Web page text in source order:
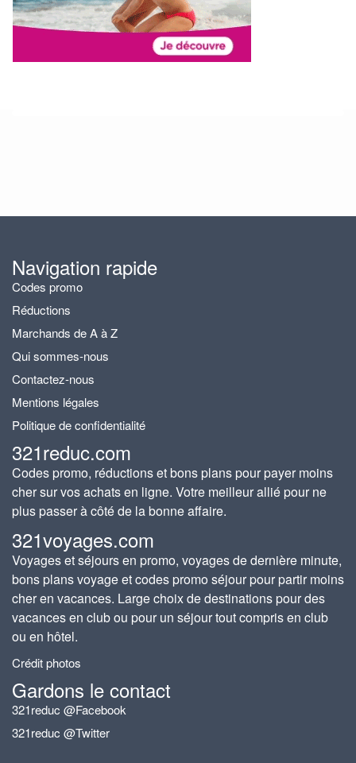
Navigation rapide
Codes promo
Réductions
Marchands de A à Z
Qui sommes-nous
Contactez-nous
Mentions légales
Politique de confidentialité
321reduc.com
Codes promo, réductions et bons plans pour payer moins
cher sur vos achats en ligne. Votre meilleur allié pour ne
plus passer à côté de la bonne affaire.
321voyages.com
Voyages et séjours en promo, voyages de dernière minute,
bons plans voyage et codes promo séjour pour partir moins
cher en vacances. Large choix de destinations pour des
vacances en club ou pour un séjour tout compris en club
ou en hôtel.
Crédit photos
Gardons le contact
321reduc @Facebook
321reduc @Twitter